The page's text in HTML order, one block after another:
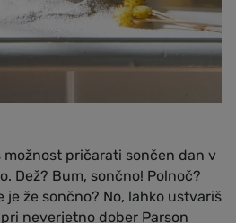
možnost pričarati sončen dan v
Dež? Bum, sončno! Polnoč?
je že sončno? No, lahko ustvariš
neverjetno dober Parson